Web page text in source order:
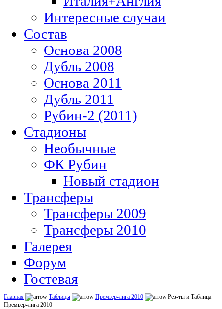
Интересные случаи
Состав
Основа 2008
Дубль 2008
Основа 2011
Дубль 2011
Рубин-2 (2011)
Стадионы
Необычные
ФК Рубин
Новый стадион
Трансферы
Трансферы 2009
Трансферы 2010
Галерея
Форум
Гостевая
Главная Таблицы Премьер-лига 2010
Рез-ты и Таблица
Премьер-лига 2010